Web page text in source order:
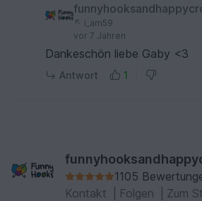
i_am59
vor 7 Jahren
Dankeschön liebe Gaby <3
Antwort 1
1105
Kontakt
Folgen Zum